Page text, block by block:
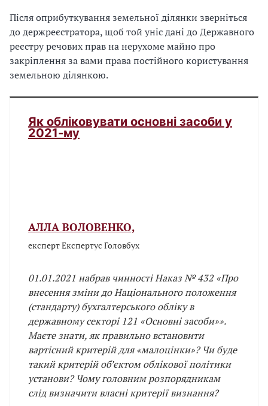
Після оприбуткування земельної ділянки зверніться
до держреєстратора, щоб той уніс дані до Державного
реєстру речових прав на нерухоме майно про
закріплення за вами права постійного користування
земельною ділянкою.
Як обліковувати основні засоби у
2021‑му
АЛЛА ВОЛОВЕНКО,
експерт Експертус Головбух
01.01.2021 набрав чинності Наказ № 432 «Про
внесення зміни до Національного положення
(стандарту) бухгалтерського обліку в
державному секторі 121 «Основні засоби»».
Маєте знати, як правильно встановити
вартісний критерій для «малоцінки»? Чи буде
такий критерій об’єктом облікової політики
установи? Чому головним розпорядникам
слід визначити власні критерії визнання?